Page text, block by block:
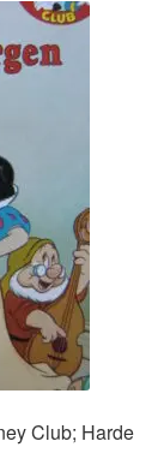
Club; Harde